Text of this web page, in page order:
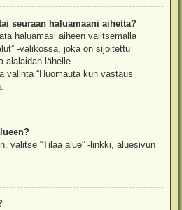
seuraan haluamaani aihetta?
haluamasi aiheen valitsemalla
-valikossa, joka on sijoitettu
lähelle.
valinta “Huomauta kun vastaus
valitse “Tilaa alue” -linkki, aluesivun